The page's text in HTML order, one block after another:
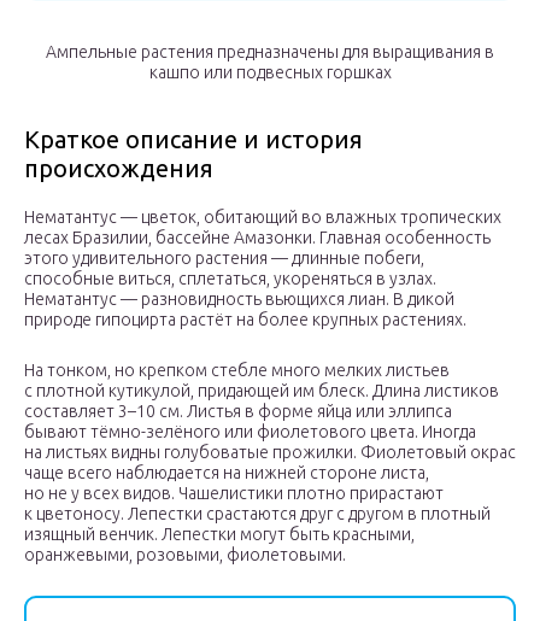
Ампельные растения предназначены для выращивания в
кашпо или подвесных горшках
Краткое описание и история
происхождения
Нематантус — цветок, обитающий во влажных тропических
лесах Бразилии, бассейне Амазонки. Главная особенность
этого удивительного растения — длинные побеги,
способные виться, сплетаться, укореняться в узлах.
Нематантус — разновидность вьющихся лиан. В дикой
природе гипоцирта растёт на более крупных растениях.
На тонком, но крепком стебле много мелких листьев
с плотной кутикулой, придающей им блеск. Длина листиков
составляет 3–10 см. Листья в форме яйца или эллипса
бывают тёмно-зелёного или фиолетового цвета. Иногда
на листьях видны голубоватые прожилки. Фиолетовый окрас
чаще всего наблюдается на нижней стороне листа,
но не у всех видов. Чашелистики плотно прирастают
к цветоносу. Лепестки срастаются друг с другом в плотный
изящный венчик. Лепестки могут быть красными,
оранжевыми, розовыми, фиолетовыми.